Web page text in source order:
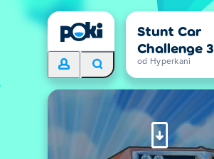
Stunt Car
Challenge 3
od Hyperkani